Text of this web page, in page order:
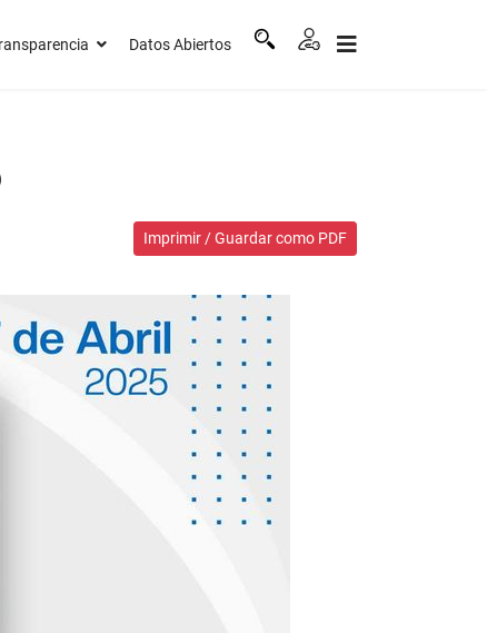
Datos Abiertos
Imprimir / Guardar como PDF